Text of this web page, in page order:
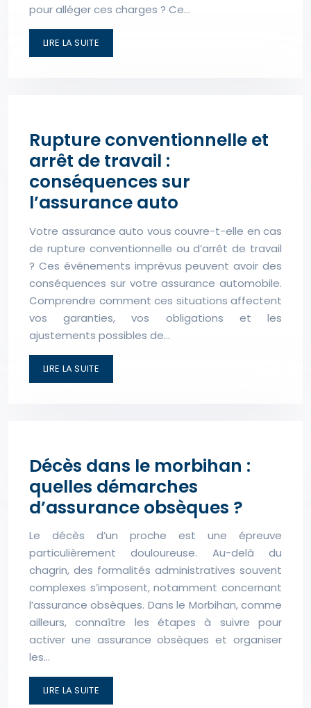
pour alléger ces charges ? Ce…
LIRE LA SUITE
Rupture conventionnelle et
arrêt de travail :
conséquences sur
l’assurance auto
Votre assurance auto vous couvre-t-elle en cas
de rupture conventionnelle ou d’arrêt de travail
? Ces événements imprévus peuvent avoir des
conséquences sur votre assurance automobile.
Comprendre comment ces situations affectent
vos garanties, vos obligations et les
ajustements possibles de…
LIRE LA SUITE
Décès dans le morbihan :
quelles démarches
d’assurance obsèques ?
Le décès d’un proche est une épreuve
particulièrement douloureuse. Au-delà du
chagrin, des formalités administratives souvent
complexes s’imposent, notamment concernant
l’assurance obsèques. Dans le Morbihan, comme
ailleurs, connaître les étapes à suivre pour
activer une assurance obsèques et organiser
les…
LIRE LA SUITE